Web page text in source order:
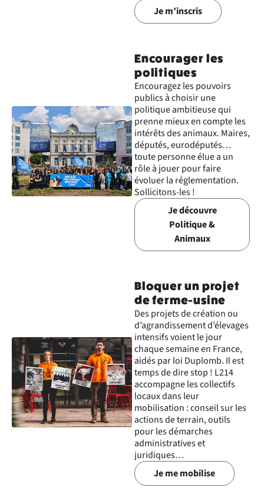
Je m’inscris
Encourager les
politiques
Encouragez les pouvoirs
publics à choisir une
politique ambitieuse qui
prenne mieux en compte les
intérêts des animaux. Maires,
députés, eurodéputés…
toute personne élue a un
rôle à jouer pour faire
évoluer la réglementation.
Sollicitons-les !
Je découvre
Politique &
Animaux
Bloquer un projet
de ferme-usine
Des projets de création ou
d’agrandissement d’élevages
intensifs voient le jour
chaque semaine en France,
aidés par loi Duplomb. Il est
temps de dire stop ! L214
accompagne les collectifs
locaux dans leur
mobilisation : conseil sur les
actions de terrain, outils
pour les démarches
administratives et
juridiques…
Je me mobilise